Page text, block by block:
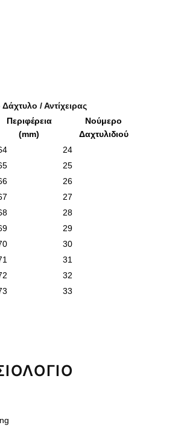
/ Αντίχειρας
Περιφέρεια
(mm)
Νούμερο
Δαχτυλιδιού
24
25
26
27
28
29
30
31
32
33